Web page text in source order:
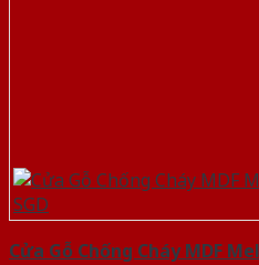
Cửa Gỗ Chống Cháy MDF